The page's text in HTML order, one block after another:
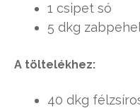
1 csipet só
5 dkg
A töltelékhez:
40 dkg